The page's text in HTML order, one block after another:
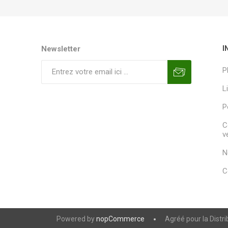
Newsletter
Powered bynopCommerce Agréé pour la